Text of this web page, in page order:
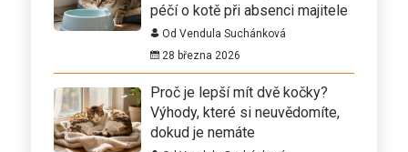
péčí o kotě při absenci majitele
Od Vendula Suchánková
28 března 2026
Proč je lepší mít dvě kočky?
Výhody, které si neuvědomíte,
dokud je nemáte